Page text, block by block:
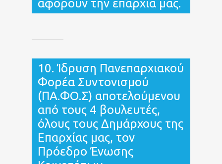
αφορούν την επαρχία μας.
10. Ίδρυση Πανεπαρχιακού
Φορέα Συντονισμού
(ΠΑ.ΦΟ.Σ) αποτελούμενου
από τους 4 βουλευτές,
όλους τους Δημάρχους της
Επαρχίας μας, τον
Πρόεδρο Ένωσης